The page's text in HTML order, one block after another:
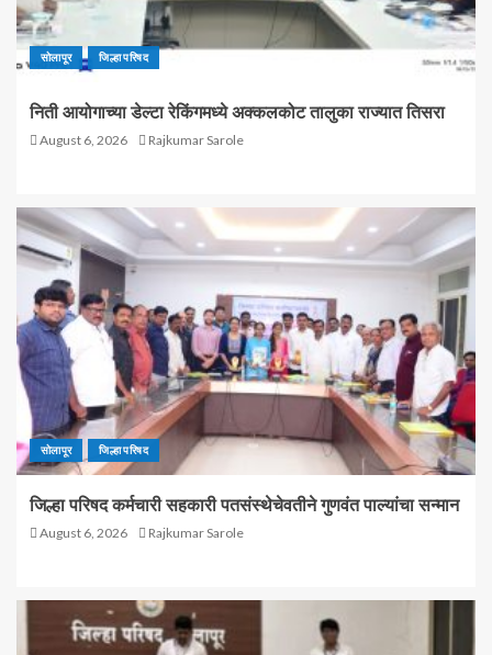
सोलापूर जिल्हा परिषद
निती आयोगाच्या डेल्टा रेकिंगमध्ये अक्कलकोट तालुका राज्यात तिसरा
August 6, 2026 Rajkumar Sarole
सोलापूर जिल्हा परिषद
जिल्हा परिषद कर्मचारी सहकारी पतसंस्थेचेवतीने गुणवंत पाल्यांचा सन्मान
August 6, 2026 Rajkumar Sarole